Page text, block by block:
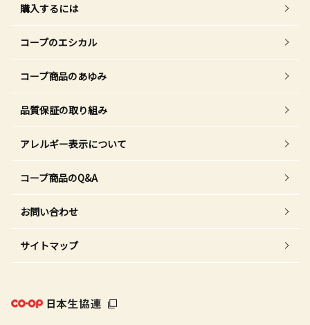
購入するには
コープのエシカル
コープ商品のあゆみ
品質保証の取り組み
アレルギー表示について
コープ商品のQ&A
お問い合わせ
サイトマップ